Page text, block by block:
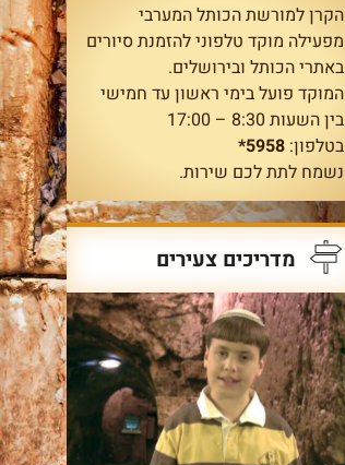
הקרן למורשת הכותל המערבי
מפעילה מוקד טלפוני להזמנת סיורים
באתרי הכותל ובירושלים.
המוקד פועל בימי ראשון עד חמישי
בין השעות 8:30 – 17:00
בטלפון: 5958*
נשמח לתת לכם שירות.
מדריכים צעירים